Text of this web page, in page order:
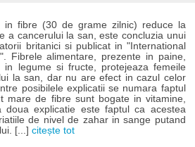
in fibre (30 de grame zilnic) reduce la
a cancerului la san, este concluzia unui
britanici si publicat in "International
Fibrele alimentare, prezente in paine,
legume si fructe, protejeaza femeile
la san, dar nu are efect in cazul celor
posibilele explicatii se numara faptul
mare de fibre sunt bogate in vitamine,
explicatie este faptul ca acestea
de nivel de zahar in sange putand
[...]citește tot